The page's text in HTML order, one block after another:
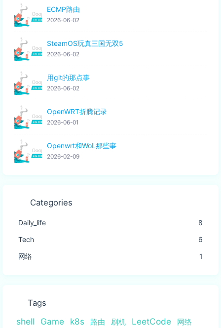
ECMP路由
2026-06-02
SteamOS玩真三国无双5
2026-06-02
用git的那点事
2026-06-02
OpenWRT折腾记录
2026-06-01
Openwrt和WoL那些事
2026-02-09
Categories
Daily_life
8
Tech
6
网络
1
Tags
shell Game k8s 路由 刷机 LeetCode 网络